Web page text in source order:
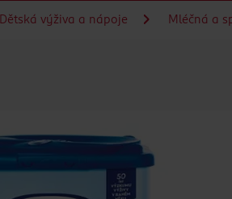
Dětská výživa a nápoje Mléčná a